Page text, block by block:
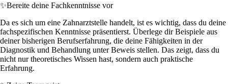
✨Bereite deine Fachkenntnisse vor
Da es sich um eine Zahnarztstelle handelt, ist es wichtig, dass du deine
fachspezifischen Kenntnisse präsentierst. Überlege dir Beispiele aus
deiner bisherigen Berufserfahrung, die deine Fähigkeiten in der
Diagnostik und Behandlung unter Beweis stellen. Das zeigt, dass du
nicht nur theoretisches Wissen hast, sondern auch praktische
Erfahrung.